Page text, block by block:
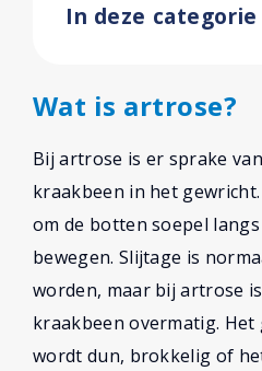
In deze categorie
Wat is artrose?
Bij artrose is er sprake
kraakbeen in het
om de botten soepel
bewegen. Slijtage is
worden, maar bij artrose
kraakbeen overmatig.
wordt dun, brokkelig of